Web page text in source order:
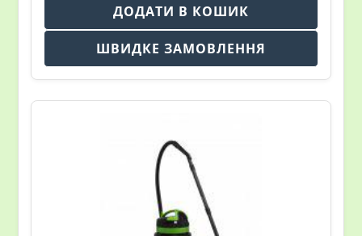
ДОДАТИ В КОШИК
ШВИДКЕ ЗАМОВЛЕННЯ